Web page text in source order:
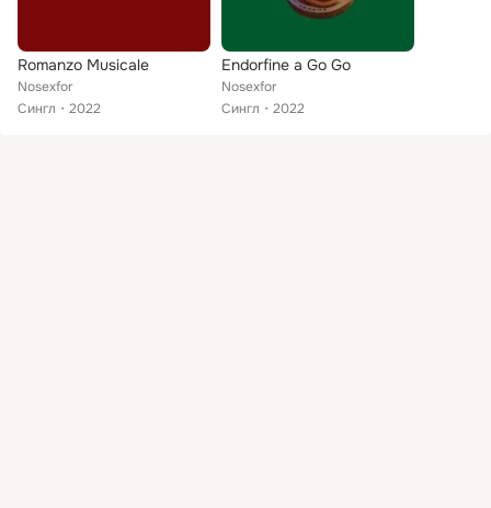
Romanzo Musicale
Nosexfor
Сингл
2022
Endorfine a Go Go
Nosexfor
Сингл
2022